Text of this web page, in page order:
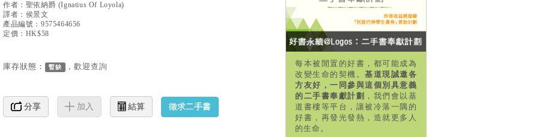
作者： 聖依納爵 (Ignatius Of Loyola)
譯者： 侯景文
產品編號： 9575464656
定價：HK$58
庫存狀態： 暫缺 ，歡迎查詢
分享 加入 結算 徵求二手書
每本被閒置的好書，都可能成為
改變生命的契機。基道現誠邀各
方友好，一同參與這個別具意義
的二手書奉獻計劃 ，我們會以基
道書樓等平台，讓被冷落一隅的
好書，再發光發熱，造就更多人
的生命。